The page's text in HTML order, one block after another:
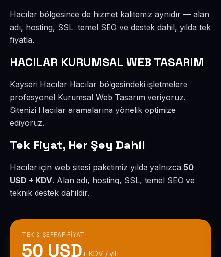
Hacılar bölgesinde de hizmet kalitemiz aynıdır — alan
adı, hosting, SSL, temel SEO ve destek dahil, yılda tek
fiyatla.
HACILAR KURUMSAL WEB TASARIM
Kayseri Hacılar Hacılar bölgesindeki işletmelere
profesyonel Kurumsal Web Tasarım veriyoruz.
Sitenizi Hacılar aramalarına yönelik optimize
ediyoruz.
Tek Fiyat, Her Şey Dahil
Hacılar için web sitesi paketimiz yılda yalnızca 50
USD + KDV. Alan adı, hosting, SSL, temel SEO ve
teknik destek dahildir.
TEK & ŞEFFAF FIYAT
50 USD+ KDV / yıl